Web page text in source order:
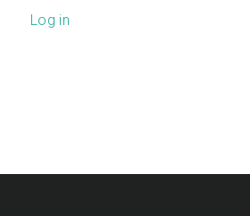
Log in